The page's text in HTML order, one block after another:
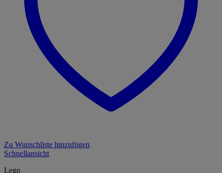
Zu Wunschliste hinzufügen
Schnellansicht
Lego